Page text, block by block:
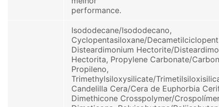
performance.
Isododecane/Isododecano,
Cyclopentasiloxane/
Disteardimonium Hectorite/
Hectorita, Propylene Carbonate/
Propileno,
Trimethylsiloxysilicate/
Candelilla Cera/Cera de Euphorbia
Dimethicone Crosspolymer/